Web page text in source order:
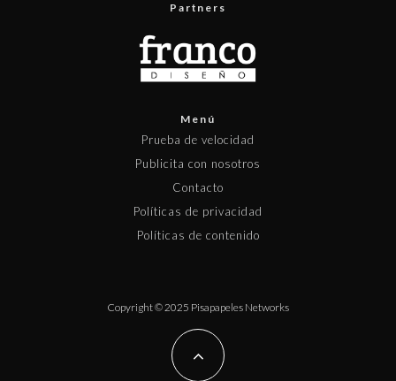
Partners
Menú
Prueba de velocidad
Publicita con nosotros
Contacto
Políticas de privacidad
Políticas de contenido
Copyright © 2025 Pisapapeles Networks